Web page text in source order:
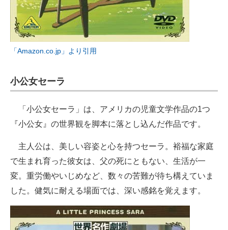
「Amazon.co.jp」より引用
小公女セーラ
「小公女セーラ」は、アメリカの児童文学作品の1つ
『小公女』の世界観を脚本に落とし込んだ作品です。
主人公は、美しい容姿と心を持つセーラ。裕福な家庭
で生まれ育った彼女は、父の死にともない、生活が一
変。重労働やいじめなど、数々の苦難が待ち構えていま
した。健気に耐える場面では、深い感銘を覚えます。